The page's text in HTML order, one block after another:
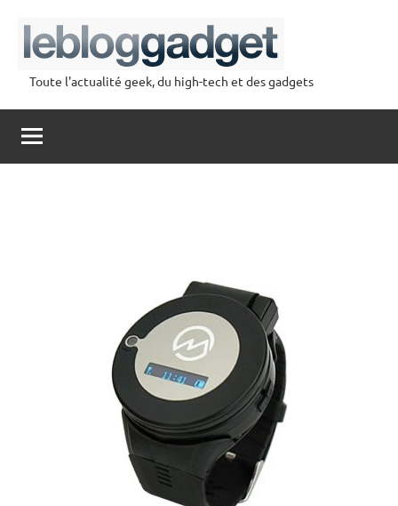
contenu
lebloggadget
Toute l'actualité geek, du high-tech et des gadgets